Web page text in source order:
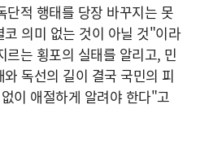
단적 행태를 당장 바꾸지는 못
의미 없는 것이 아닐 것"이라
는 횡포의 실태를 알리고, 민
독선의 길이 결국 국민의 피
이 애절하게 알려야 한다"고